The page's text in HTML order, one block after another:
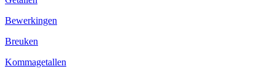
Bewerkingen
Breuken
Kommagetallen